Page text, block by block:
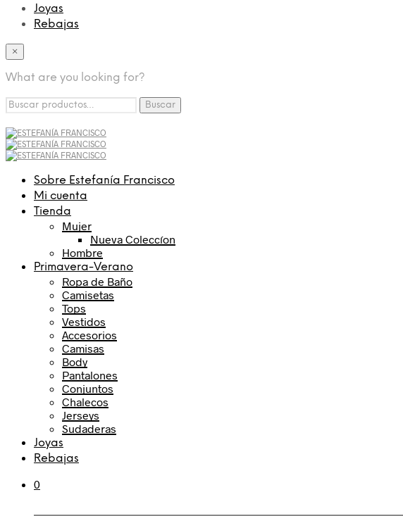
Joyas
Rebajas
×
What are you looking for?
Buscar
por:
Buscar
Sobre Estefanía Francisco
Mi cuenta
Tienda
Mujer
Nueva Coleccíon
Hombre
Primavera-Verano
Ropa de Baño
Camisetas
Tops
Vestidos
Accesorios
Camisas
Body
Pantalones
Conjuntos
Chalecos
Jerseys
Sudaderas
Joyas
Rebajas
0